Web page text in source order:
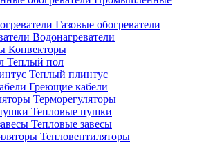
Газовые обогреватели
Водонагреватели
Конвекторы
Теплый пол
Теплый плинтус
Греющие кабели
Терморегуляторы
Тепловые пушки
Тепловые завесы
Тепловентиляторы